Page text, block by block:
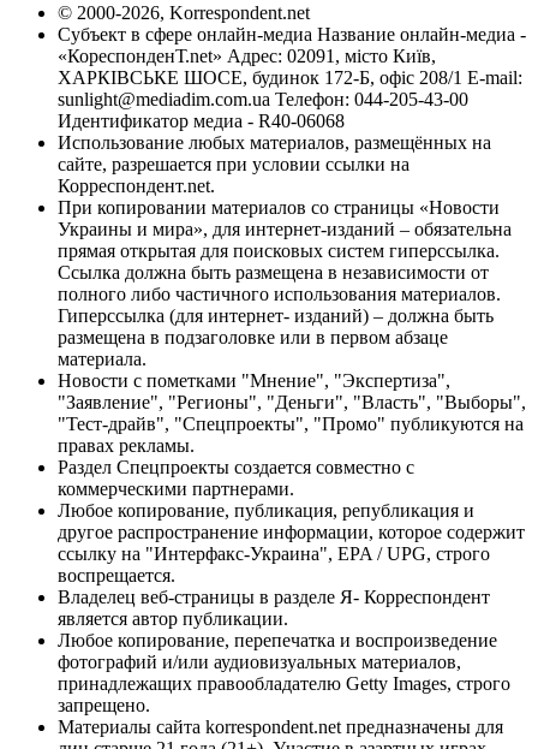
© 2000-2026, Korrespondent.net
Субъект в сфере онлайн-медиа Название онлайн-медиа -
«КореспонденТ.net» Адрес: 02091, місто Київ,
ХАРКІВСЬКЕ ШОСЕ, будинок 172-Б, офіс 208/1 E-mail:
sunlight@mediadim.com.ua Телефон: 044-205-43-00
Идентификатор медиа - R40-06068
Использование любых материалов, размещённых на
сайте, разрешается при условии ссылки на
Корреспондент.net.
При копировании материалов со страницы «Новости
Украины и мира», для интернет-изданий – обязательна
прямая открытая для поисковых систем гиперссылка.
Ссылка должна быть размещена в независимости от
полного либо частичного использования материалов.
Гиперссылка (для интернет- изданий) – должна быть
размещена в подзаголовке или в первом абзаце
материала.
Новости с пометками "Мнение", "Экспертиза",
"Заявление", "Регионы", "Деньги", "Власть", "Выборы",
"Тест-драйв", "Спецпроекты", "Промо" публикуются на
правах рекламы.
Раздел Спецпроекты создается совместно с
коммерческими партнерами.
Любое копирование, публикация, републикация и
другое распространение информации, которое содержит
ссылку на "Интерфакс-Украина", EPA / UPG, строго
воспрещается.
Владелец веб-страницы в разделе Я- Корреспондент
является автор публикации.
Любое копирование, перепечатка и воспроизведение
фотографий и/или аудиовизуальных материалов,
принадлежащих правообладателю Getty Images, строго
запрещено.
Материалы сайта korrespondent.net предназначены для